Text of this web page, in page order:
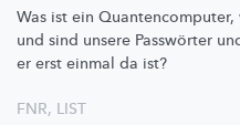
Was ist ein Quantencomputer,
und sind unsere Passwörter
er erst einmal da ist?
FNR, LIST